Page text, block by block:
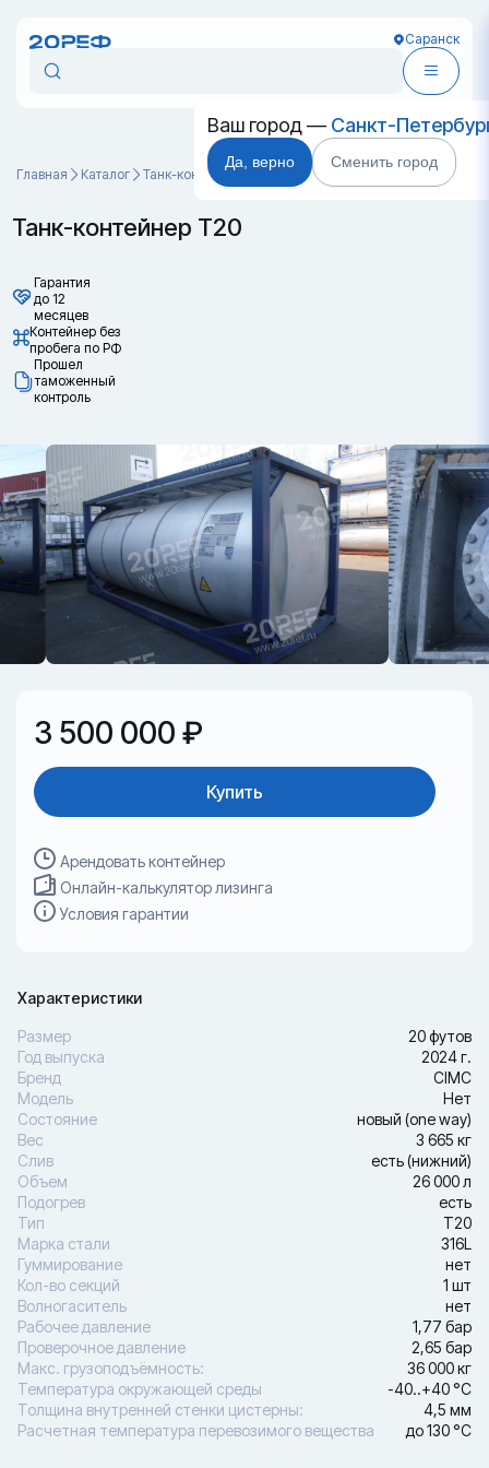
Саранск
Ваш город — Санкт-
Да, верно Сменить город
Главная Каталог Танк-контейнеры Танк-контейнер Т20
Танк-контейнер Т20
Гарантия
до 12
месяцев
Контейнер без
пробега по РФ
Прошел
таможенный
контроль
3 500 000 ₽
Купить
Арендовать контейнер
Онлайн-калькулятор лизинга
Условия гарантии
Характеристики
Размер
20 футов
Год выпуска
2024 г.
Бренд
CIMC
Модель
Нет
Состояние
новый (one way)
Вес
3 665 кг
Слив
есть (нижний)
Объем
26 000 л
Подогрев
есть
Тип
Т20
Марка стали
316L
Гуммирование
нет
Кол-во секций
1 шт
Волногаситель
нет
Рабочее давление
1,77 бар
Проверочное давление
2,65 бар
Макс. грузоподъёмность:
36 000 кг
Температура окружающей среды
-40..+40 °С
Толщина внутренней стенки цистерны:
4,5 мм
Расчетная температура перевозимого вещества
до 130 °С